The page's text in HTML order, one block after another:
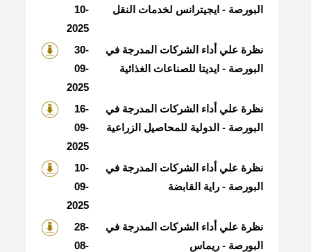
10-
2025
البورصة - ايجيترانس لخدمات النقل
30-
09-
2025
نظرة علي أداء الشركات المدرجة في
البورصة - ايديتا للصناعات الغذائية
16-
09-
2025
نظرة علي أداء الشركات المدرجة في
البورصة - الدولية للمحاصيل الزراعية
10-
09-
2025
نظرة علي أداء الشركات المدرجة في
البورصة - راية القابضة
28-
08-
نظرة علي أداء الشركات المدرجة في
البورصة - ريماس